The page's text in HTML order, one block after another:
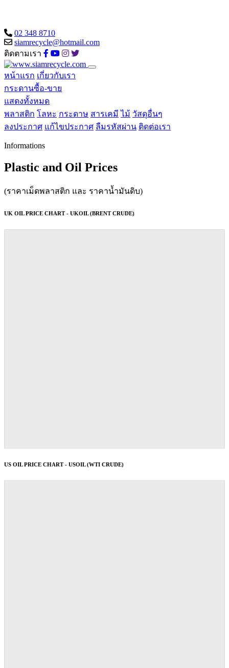
02 348 8710
siamrecycle@hotmail.com
ติดตามเรา
หน้าแรก เกี่ยวกับเรา
กระดานซื้อ-ขาย
แสดงทั้งหมด
พลาสติก โลหะ กระดาษ สารเคมี ไม้ วัสดุอื่นๆ
ลงประกาศ แก้ไขประกาศ ลืมรหัสผ่าน ติดต่อเรา
Informations
Plastic and Oil Prices
(ราคาเม็ดพลาสติก และ ราคาน้ำมันดิบ)
UK OIL PRICE CHART - UKOIL (BRENT CRUDE)
US OIL PRICE CHART - USOIL (WTI CRUDE)